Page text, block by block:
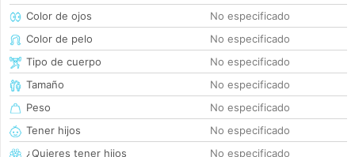
Color de ojos
No especificado
Color de pelo
No especificado
Tipo de cuerpo
No especificado
Tamaño
No especificado
Peso
No especificado
Tener hijos
No especificado
¿Quieres tener hijos
No especificado